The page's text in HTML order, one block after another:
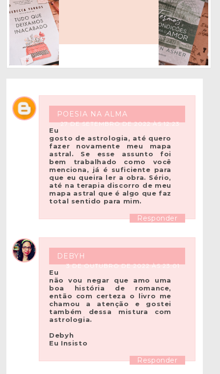
POESIA NA ALMA
27 DE SETEMBRO DE 2022 ÀS 12:23
Eu
gosto de astrologia, até quero
fazer novamente meu mapa
astral. Se esse assunto foi
bem trabalhado como você
menciona, já é suficiente para
que eu queira ler a obra. Sério,
até na terapia discorro de meu
mapa astral que é algo que faz
total sentido para mim.
Responder
DEBYH
3 DE OUTUBRO DE 2022 ÀS 23:01
Eu
não vou negar que amo uma
boa história de romance,
então com certeza o livro me
chamou a atenção e gostei
também dessa mistura com
astrologia.
Debyh
Eu Insisto
Responder